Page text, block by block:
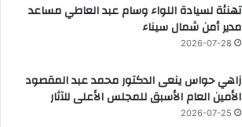
تهنئة لسيادة اللواء وسام عبد العاطي مساعد
مدير أمن شمال سيناء
2026-07-28
زاهي حواس ينعى الدكتور محمد عبد المقصود
الأمين العام الأسبق للمجلس الأعلى للآثار
2026-07-25